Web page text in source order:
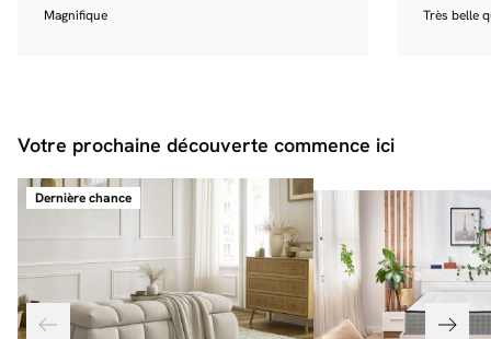
Magnifique
Très belle
Votre prochaine découverte commence ici
Dernière chance